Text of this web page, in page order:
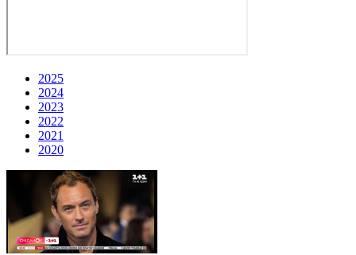
2025
2024
2023
2022
2021
2020